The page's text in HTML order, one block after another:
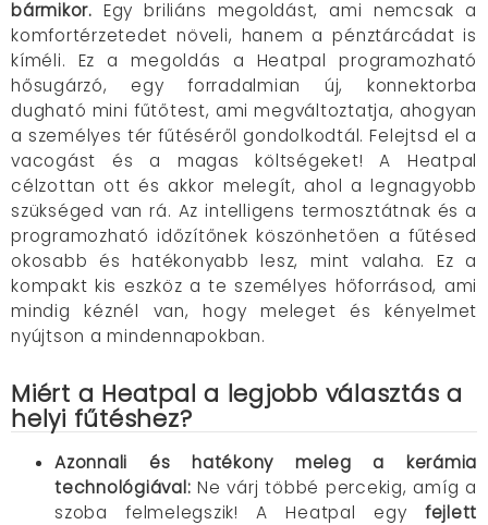
bármikor. Egy briliáns megoldást, ami nemcsak a
komfortérzetedet növeli, hanem a pénztárcádat is
kíméli. Ez a megoldás a Heatpal programozható
hősugárzó, egy forradalmian új, konnektorba
dugható mini fűtőtest, ami megváltoztatja, ahogyan
a személyes tér fűtéséről gondolkodtál. Felejtsd el a
vacogást és a magas költségeket! A Heatpal
célzottan ott és akkor melegít, ahol a legnagyobb
szükséged van rá. Az intelligens termosztátnak és a
programozható időzítőnek köszönhetően a fűtésed
okosabb és hatékonyabb lesz, mint valaha. Ez a
kompakt kis eszköz a te személyes hőforrásod, ami
mindig kéznél van, hogy meleget és kényelmet
nyújtson a mindennapokban.
Miért a Heatpal a legjobb választás a
helyi fűtéshez?
Azonnali és hatékony meleg a kerámia
technológiával: Ne várj többé percekig, amíg a
szoba felmelegszik! A Heatpal egy fejlett